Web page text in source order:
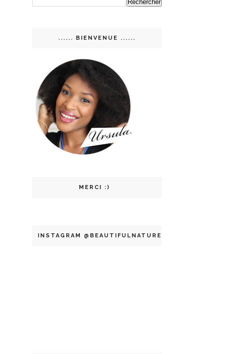
...... BIENVENUE ......
MERCI :)
INSTAGRAM @BEAUTIFULNATURELLE